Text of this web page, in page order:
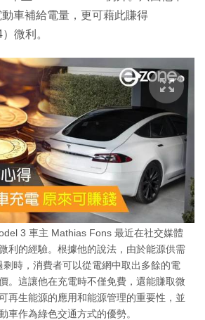
車補給電量，更可藉此賺得
微利。
3 車主 Mathias Fons 最近在社交媒體
利的經驗。根據他的說法，由於能源供需
剩時，消費者可以從電網中取出多餘的電
。這讓他在充電時不僅免費，還能賺取微
再生能源的應用和能源管理的重要性，並
車作為綠色交通方式的優勢。